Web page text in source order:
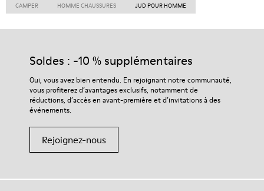
CAMPER HOMME CHAUSSURES JUD POUR HOMME
Soldes : -10 % supplémentaires
Oui, vous avez bien entendu. En rejoignant notre communauté,
vous profiterez d’avantages exclusifs, notamment de
réductions, d’accès en avant-première et d’invitations à des
événements.
Rejoignez-nous